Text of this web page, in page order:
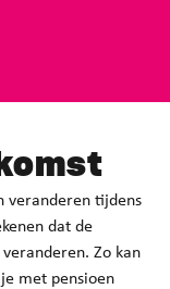
veranderen tijdens
dat de
Zo kan
met pensioen